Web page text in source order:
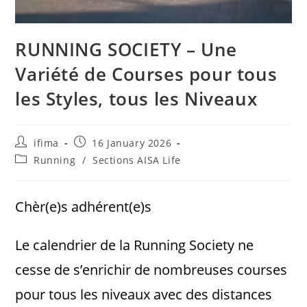
RUNNING SOCIETY – Une
Variété de Courses pour tous
les Styles, tous les Niveaux
ifima
16 January 2026
Running / Sections AISA Life
Chèr(e)s adhérent(e)s
Le calendrier de la Running Society ne
cesse de s’enrichir de nombreuses courses
pour tous les niveaux avec des distances